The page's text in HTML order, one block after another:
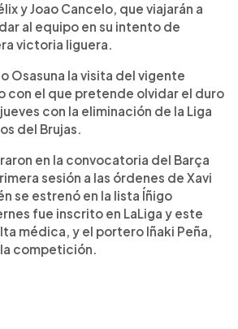
y Joao Cancelo, que viajarán a
al equipo en su intento de
victoria liguera.
Osasuna la visita del vigente
con el que pretende olvidar el duro
con la eliminación de la Liga
del Brujas.
en la convocatoria del Barça
sesión a las órdenes de Xavi
se estrenó en la lista Íñigo
fue inscrito en LaLiga y este
médica, y el portero Iñaki Peña,
competición.